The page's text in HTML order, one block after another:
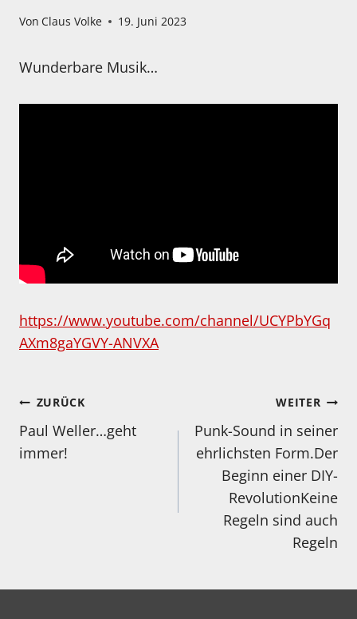
Von Claus Volke 19. Juni 2023
Wunderbare Musik…
https://www.youtube.com/channel/UCYPbYGq
AXm8gaYGVY-ANVXA
Beitragsnavigation
ZURÜCK
Paul Weller…geht
immer!
WEITER
Punk-Sound in seiner
ehrlichsten Form.Der
Beginn einer DIY-
RevolutionKeine
Regeln sind auch
Regeln